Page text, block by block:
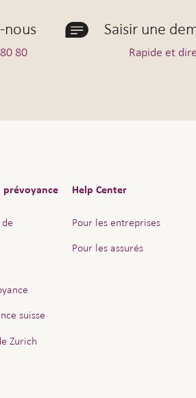
nous
80
Saisir une
Rapide et
prévoyance
suisse
Zurich
Help Center
Pour les entreprises
Pour les assurés